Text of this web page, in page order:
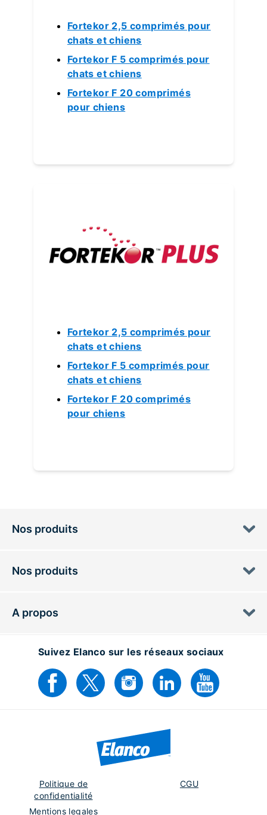
Fortekor 2,5 comprimés pour
chats et chiens
Fortekor F 5 comprimés pour
chats et chiens
Fortekor F 20 comprimés
pour chiens
Fortekor 2,5 comprimés pour
chats et chiens
Fortekor F 5 comprimés pour
chats et chiens
Fortekor F 20 comprimés
pour chiens
Nos produits
Nos produits
A propos
Suivez Elanco sur les réseaux sociaux
Politique de
confidentialité
CGU
Mentions legales